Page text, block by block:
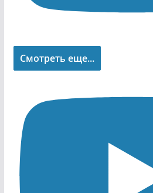
Смотреть еще...